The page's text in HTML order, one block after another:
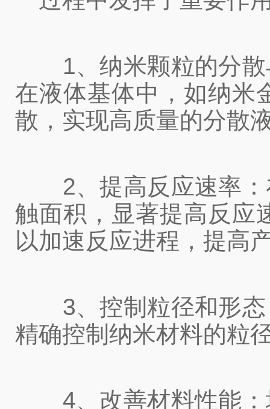
1、纳米颗粒的分散
在液体基体中，如纳米
散，实现高质量的分散
2、提高反应速率：
触面积，显著提高反应
以加速反应进程，提高
3、控制粒径和形态
精确控制纳米材料的粒
4、改善材料性能：